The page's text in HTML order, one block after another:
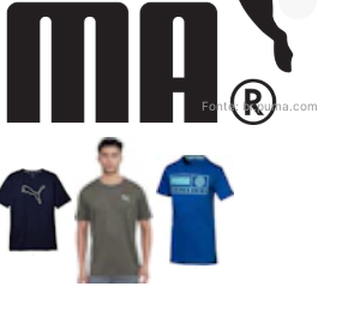
Fonte: br.puma.com